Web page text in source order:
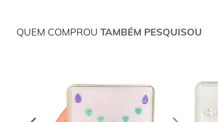
QUEM COMPROU TAMBÉM PESQUISOU